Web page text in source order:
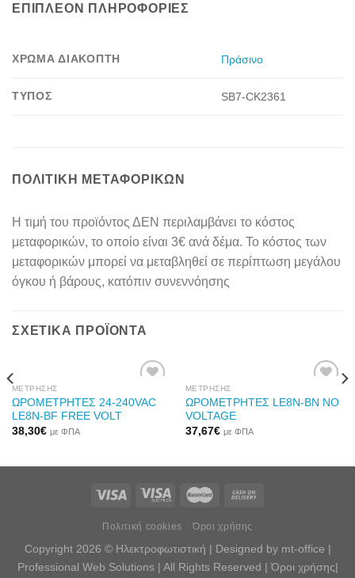
ΕΠΙΠΛΈΟΝ ΠΛΗΡΟΦΟΡΊΕΣ
ΧΡΏΜΑ ΔΙΑΚΌΠΤΗ Πράσινο
ΤΎΠΟΣ SB7-CK2361
ΠΟΛΙΤΙΚΉ ΜΕΤΑΦΟΡΙΚΏΝ
Η τιμή του προϊόντος ΔΕΝ περιλαμβάνει το κόστος
μεταφορικών, το οποίο είναι 3€ ανά δέμα. Το κόστος των
μεταφορικών μπορεί να μεταβληθεί σε περίπτωση μεγάλου
όγκου ή βάρους, κατόπιν συνεννόησης
ΣΧΕΤΙΚΆ ΠΡΟΪΌΝΤΑ
ΜΈΤΡΗΣΗΣ
ΩΡΟΜΕΤΡΗΤΕΣ 24-240VAC
LE8N-BF FREE VOLT
38,30€ με ΦΠΑ
ΜΈΤΡΗΣΗΣ
ΩΡΟΜΕΤΡΗΤΕΣ LE8N-ΒΝ ΝΟ
VOLTAGE
37,67€ με ΦΠΑ
Πολιτική cookies Όροι χρήσης
Copyright 2026 © Ηλεκτροφωτιστική | Designed by mt-office |
Professional Web Solutions| All Rights Reserved |Όροι χρήσης|